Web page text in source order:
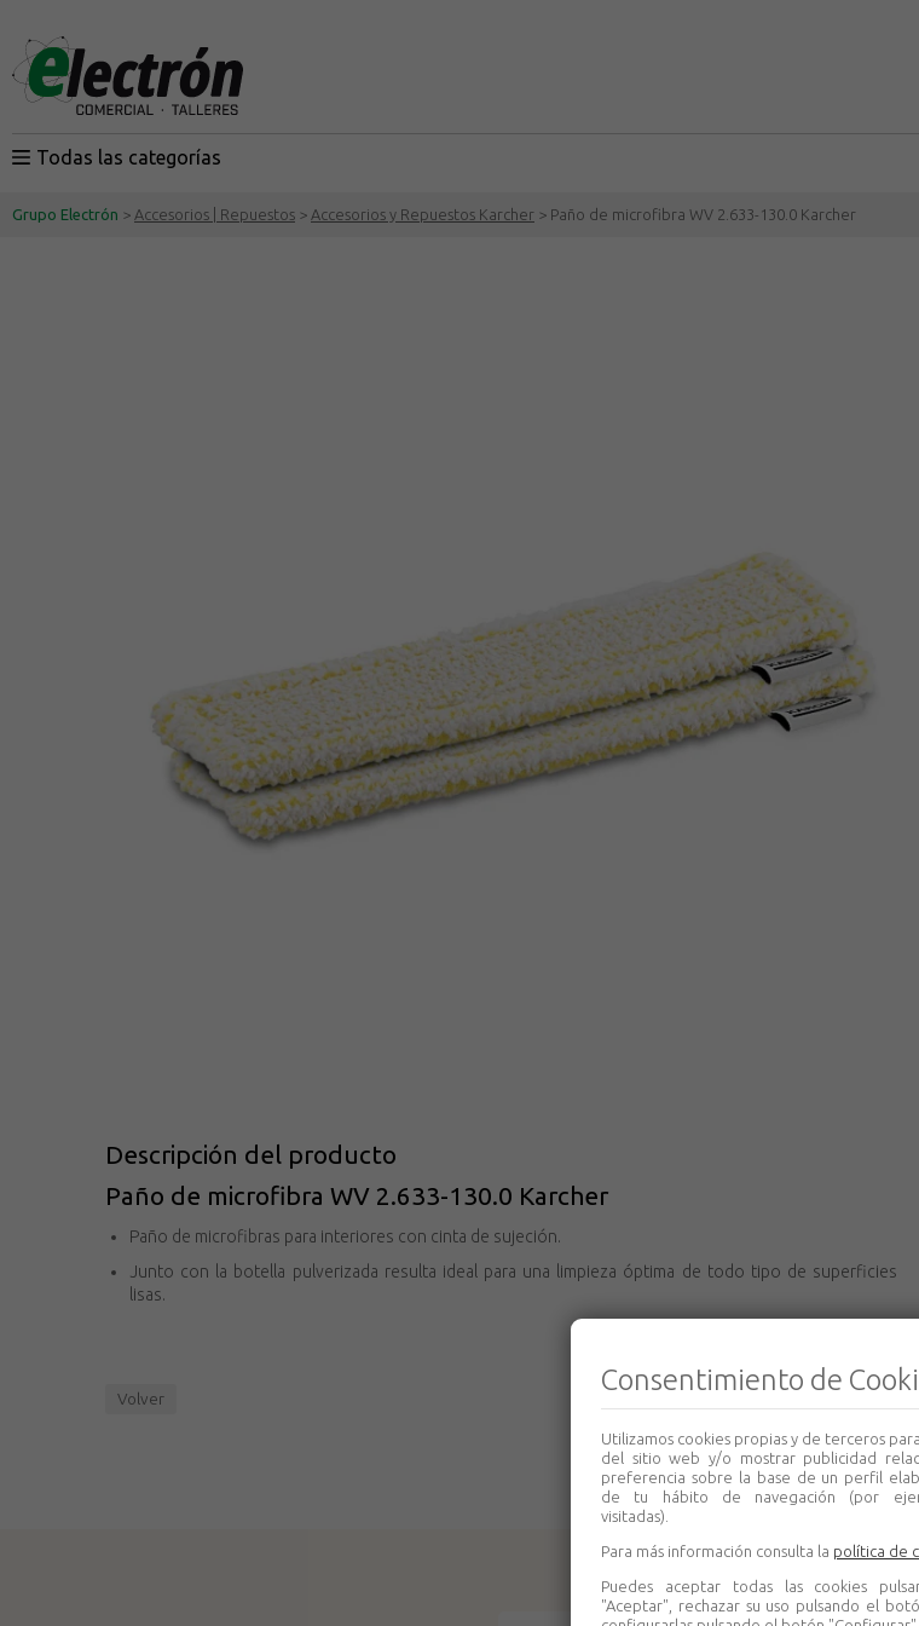
Todas las categorías
Grupo Electrón > Accesorios | Repuestos > Accesorios y Repuestos Karcher > Paño de microfibra WV 2.633-130.0 Karcher
Descripción del producto
Paño de microfibra WV 2.633-130.0 Karcher
Paño de microfibras para interiores con cinta de sujeción.
Junto con la botella pulverizada resulta ideal para una limpieza óptima de todo tipo de superficies
lisas.
Volver
Productos
Consentimiento de
Utilizamos cookies propias y de terceros
del sitio web y/o mostrar publicidad
preferencia sobre la base de un perfil
de tu hábito de navegación (por
visitadas).
Para más información consulta la política de
Puedes aceptar todas las cookies
"Aceptar", rechazar su uso pulsando el